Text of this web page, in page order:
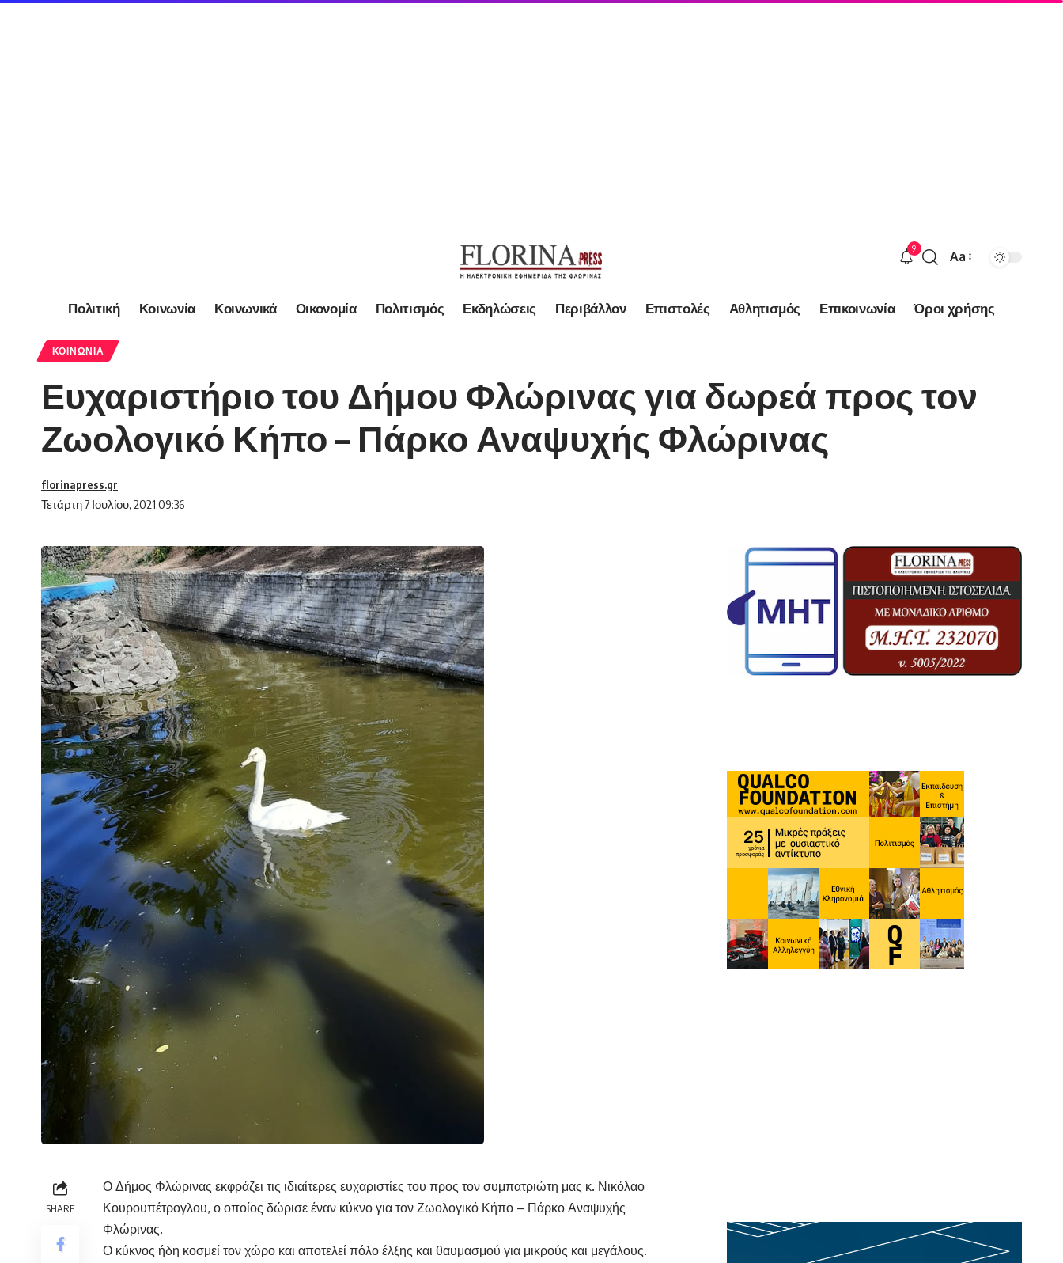
9
Font
Aa
Πολιτική Κοινωνία Κοινωνικά Οικονομία Πολιτισμός Εκδηλώσεις Περιβάλλον Επιστολές Αθλητισμός Επικοινωνία Όροι χρήσης
ΚΟΙΝΩΝΊΑ
Ευχαριστήριο του Δήμου Φλώρινας για δωρεά προς τον
Ζωολογικό Κήπο – Πάρκο Αναψυχής Φλώρινας
Τετάρτη 7 Ιουλίου, 2021 09:36
florinapress.gr
SHARE
Ο Δήμος Φλώρινας εκφράζει τις ιδιαίτερες ευχαριστίες του προς τον συμπατριώτη μας κ. Νικόλαο
Κουρουπέτρογλου, ο οποίος δώρισε έναν κύκνο για τον Ζωολογικό Κήπο – Πάρκο Αναψυχής
Φλώρινας.
Ο κύκνος ήδη κοσμεί τον χώρο και αποτελεί πόλο έλξης και θαυμασμού για μικρούς και μεγάλους.